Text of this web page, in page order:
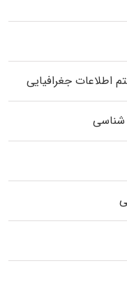
اطلاعات جغرافیایی
شناسی